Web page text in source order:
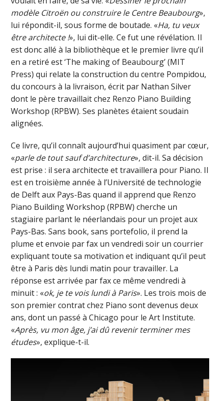
modèle Citroën ou construire le Centre Beaubourg»,
lui répondit-il, sous forme de boutade. «Ha, tu veux
être architecte !», lui dit-elle. Ce fut une révélation. Il
est donc allé à la bibliothèque et le premier livre qu’il
en a retiré est ‘The making of Beaubourg’ (MIT
Press) qui relate la construction du centre Pompidou,
du concours à la livraison, écrit par Nathan Silver
dont le père travaillait chez Renzo Piano Building
Workshop (RPBW). Ses planètes étaient soudain
alignées.
Ce livre, qu’il connaît aujourd’hui quasiment par cœur,
«parle de tout sauf d’architecture», dit-il. Sa décision
est prise : il sera architecte et travaillera pour Piano. Il
est en troisième année à l’Université de technologie
de Delft aux Pays-Bas quand il apprend que Renzo
Piano Building Workshop (RPBW) cherche un
stagiaire parlant le néerlandais pour un projet aux
Pays-Bas. Sans book, sans portefolio, il prend la
plume et envoie par fax un vendredi soir un courrier
expliquant toute sa motivation et indiquant qu’il peut
être à Paris dès lundi matin pour travailler. La
réponse est arrivée par fax ce même vendredi à
minuit : «ok, je te vois lundi à Paris». Les trois mois de
son premier contrat chez Piano sont devenus deux
ans, dont un passé à Chicago pour le Art Institute.
«Après, vu mon âge, j’ai dû revenir terminer mes
études», explique-t-il.